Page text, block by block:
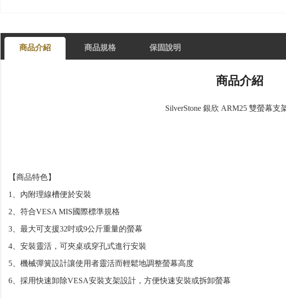
商品介紹 商品規格 保固說明
商品介紹
SilverStone 銀欣 ARM25 雙螢幕支
【商品特色】
1、內附理線槽便於安裝
2、符合VESA MIS國際標準規格
3、最大可支援32吋或9公斤重量的螢幕
4、安裝靈活，可夾桌或穿孔式進行安裝
5、機械彈簧設計讓使用者靈活而輕鬆地調整螢幕高度
6、採用快速卸除VESA安裝支架設計，方便快速安裝或拆卸螢幕